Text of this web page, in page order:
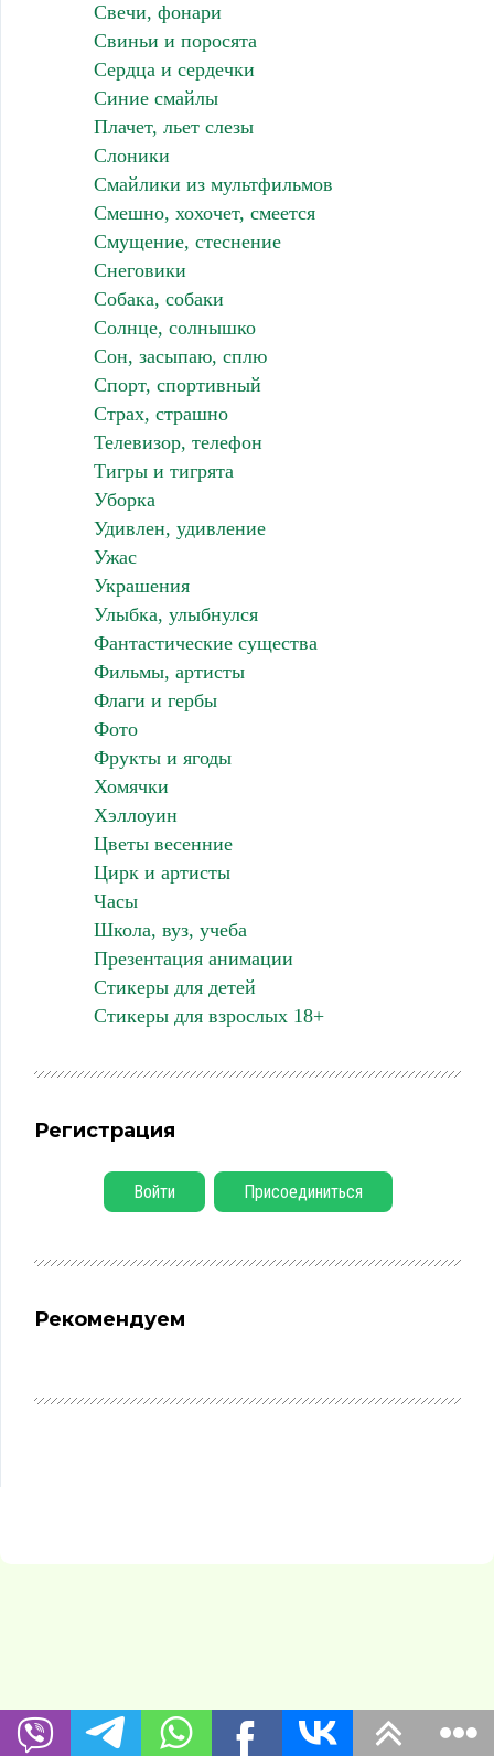
Свечи, фонари
Свиньи и поросята
Сердца и сердечки
Синие смайлы
Плачет, льет слезы
Слоники
Смайлики из мультфильмов
Смешно, хохочет, смеется
Смущение, стеснение
Снеговики
Собака, собаки
Солнце, солнышко
Сон, засыпаю, сплю
Спорт, спортивный
Страх, страшно
Телевизор, телефон
Тигры и тигрята
Уборка
Удивлен, удивление
Ужас
Украшения
Улыбка, улыбнулся
Фантастические существа
Фильмы, артисты
Флаги и гербы
Фото
Фрукты и ягоды
Хомячки
Хэллоуин
Цветы весенние
Цирк и артисты
Часы
Школа, вуз, учеба
Презентация анимации
Стикеры для детей
Стикеры для взрослых 18+
Регистрация
Войти Присоединиться
Рекомендуем